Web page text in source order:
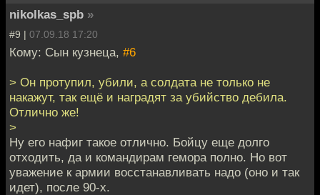
nikolkas_spb »
#9 | 07.09.18 17:20
Кому: Сын кузнеца, #6
> Он протупил, убили, а солдата не только не
накажут, так ещё и наградят за убийство дебила.
Отлично же!
>
Ну его нафиг такое отлично. Бойцу еще долго
отходить, да и командирам гемора полно. Но вот
уважение к армии восстанавливать надо (оно и так
идет), после 90-х.